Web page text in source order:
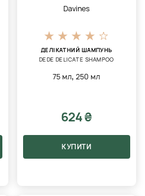
Davines
ДЕЛІКАТНИЙ ШАМПУНЬ
DEDE DELICATE SHAMPOO
75 мл,250 мл
624 ₴
КУПИТИ